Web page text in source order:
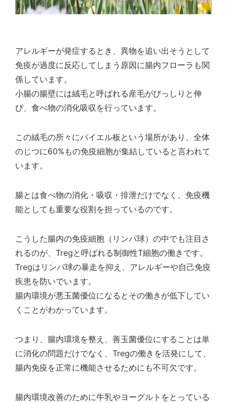
アレルギーが発症するとき、異物を追い出そうとして
免疫が過度に反応してしまう原因に腸内フローラも関
係しています。
小腸の腸壁には絨毛と呼ばれる産毛がびっしりと伸
び、食べ物の消化吸収を行っています。
この絨毛の所々にパイエル板という場所があり、全体
のじつに60%もの免疫細胞が集結していると言われて
います。
腸とは食べ物の消化・吸収・排泄だけでなく、免疫機
能としても重要な役割を担っているのです。
こうした腸内の免疫細胞（リンパ球）の中でも注目さ
れるのが、Tregと呼ばれる制御性T細胞の働きです。
Tregはリンパ球の暴走を抑え、アレルギーや自己免疫
疾患を防いでいます。
腸内環境が悪玉菌優位になるとその働きが低下してい
くことがわかっています。
つまり、腸内環境を整え、善玉菌優位にすることは単
に消化の問題だけでなく、Tregの働きを活発にして、
腸内免疫を正常に機能させるためにも不可欠です。
腸内環境改善のために牛乳やヨーグルトをとっている